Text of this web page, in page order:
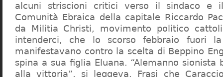
alcuni striscioni critici verso il sindaco e
Comunità Ebraica della capitale Riccardo
da Militia Christi, movimento politico
intenderci, che lo scorso febbraio fuori
manifestavano contro la scelta di Beppino
spina a sua figlia Eluana. “Alemanno sionista
alla vittoria”, si leggeva. Frasi che